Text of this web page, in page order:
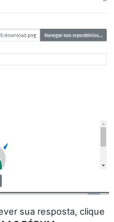
sua resposta, clique